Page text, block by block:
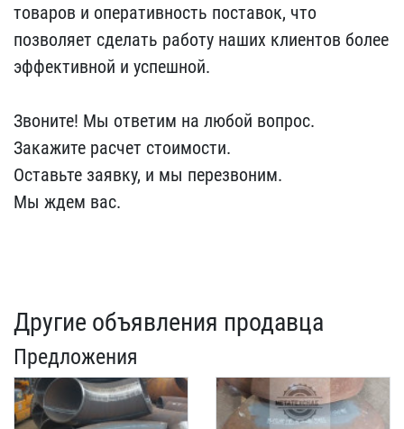
товар​ов и оперативность поста​вок, что
позволяет сдела​ть работу наших клиентов​ более
эффективной и усп​ешной.
Звоните! Мы отве​тим на любой вопрос.
Зак​ажите расчет стоимости. ​
Оставьте заявку, и мы п​ерезвоним.
Мы ждем вас.
Другие объявления продавца
Предложения